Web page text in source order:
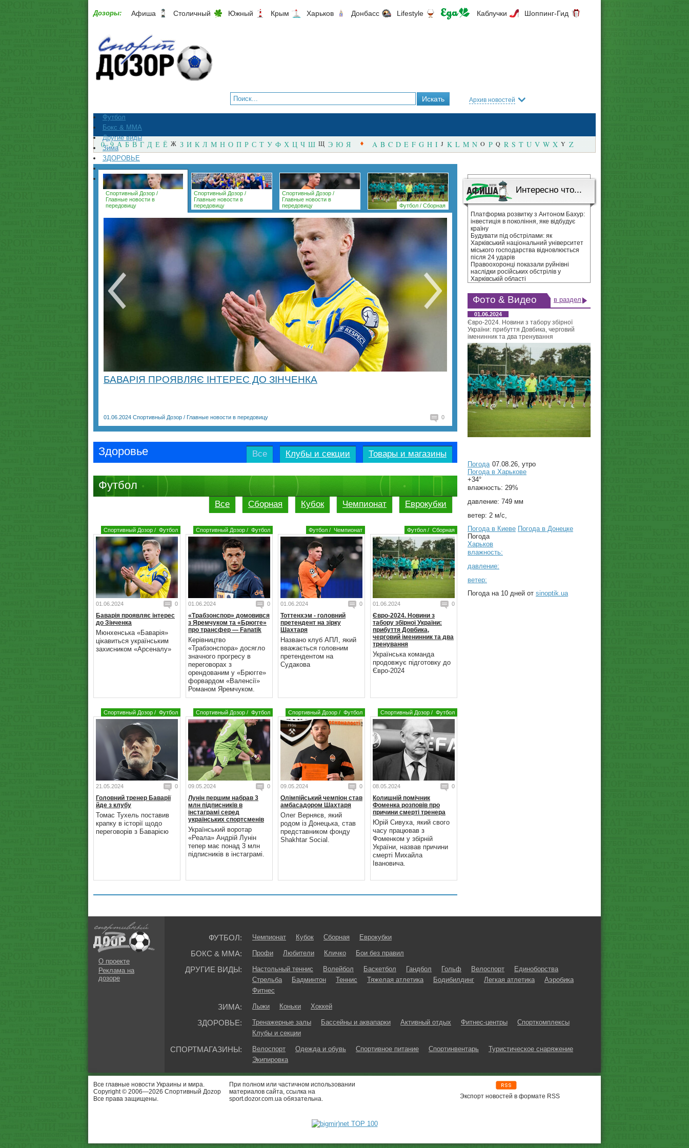
Дозоры: Афиша Столичный Южный Крым Харьков Донбасс Lifestyle Каблучки Шоппинг-Гид
Архив новостей
Футбол
Бокс & ММА
Другие виды
Зима
ЗДОРОВЬЕ
СпортМагазины
Архив
0 - 9 А Б В Г Д Е Ё Ж З И К Л М Н О П Р С Т У Ф Х Ц Ч Ш Щ Э Ю Я A B C D E F G H I J K L M N O P Q R S T U V W X Y Z
Спортивный Дозор /
Главные новости в
передовицу
Спортивный Дозор /
Главные новости в
передовицу
Спортивный Дозор /
Главные новости в
передовицу
Футбол / Сборная
БАВАРІЯ ПРОЯВЛЯЄ ІНТЕРЕС ДО ЗІНЧЕНКА
01.06.2024 Спортивный Дозор / Главные новости в передовицу 0
Здоровье Все Клубы и секции Товары и магазины
Футбол
Все Сборная Кубок Чемпионат Еврокубки
Спортивный Дозор / Футбол
01.06.2024 0
Баварія проявляє інтерес
до Зінченка
Мюнхенська «Баварія»
цікавиться українським
захисником «Арсеналу»
Спортивный Дозор / Футбол
01.06.2024 0
«Трабзонспор» домовився
з Яремчуком та «Брюгге»
про трансфер — Fanatik
Керівництво
«Трабзонспора» досягло
значного прогресу в
переговорах з
орендованим у «Брюгге»
форвардом «Валенсії»
Романом Яремчуком.
Футбол / Чемпионат
01.06.2024 0
Тоттенхэм - головний
претендент на зірку
Шахтаря
Названо клуб АПЛ, який
вважається головним
претендентом на
Судакова
Футбол / Сборная
01.06.2024 0
Євро-2024. Новини з
табору збірної України:
прибуття Довбика,
черговий іменинник та два
тренування
Українська команда
продовжує підготовку до
Євро-2024
Спортивный Дозор / Футбол
21.05.2024 0
Головний тренер Баварії
йде з клубу
Томас Тухель поставив
крапку в історії щодо
переговорів з Баварією
Спортивный Дозор / Футбол
09.05.2024 0
Лунін першим набрав 3
млн підписників в
інстаграмі серед
українських спортсменів
Український воротар
«Реала» Андрій Лунін
тепер має понад 3 млн
підписників в інстаграмі.
Спортивный Дозор / Футбол
09.05.2024 0
Олімпійський чемпіон став
амбасадором Шахтаря
Олег Верняєв, який
родом із Донецька, став
представником фонду
Shakhtar Social.
Спортивный Дозор / Футбол
08.05.2024 0
Колишній помічник
Фоменка розповів про
причини смерті тренера
Юрій Сивуха, який свого
часу працював з
Фоменком у збірній
України, назвав причини
смерті Михайла
Івановича.
Интересно что...
Платформа розвитку з Антоном Бахур:
інвестиція в покоління, яке відбудує
країну
Будувати під обстрілами: як
Харківський національний університет
міського господарства відновлюється
після 24 ударів
Правоохоронці показали руйнівні
наслідки російських обстрілів у
Харківській області
Фото & Видео в раздел
01.06.2024
Євро-2024. Новини з табору збірної
України: прибуття Довбика, черговий
іменинник та два тренування
Погода 07.08.26, утро
Погода в Харькове
+34°
влажность: 29%
давление: 749 мм
ветер: 2 м/с,
Погода в Киеве Погода в Донецке
Погода
Харьков
влажность:
давление:
ветер:
Погода на 10 дней от sinoptik.ua
О проекте
Реклама на
дозоре
ФУТБОЛ: Чемпионат Кубок Сборная Еврокубки
БОКС & ММА: Профи Любители Кличко Бои без правил
ДРУГИЕ ВИДЫ: Настольный теннис Волейбол Баскетбол Гандбол Гольф Велоспорт
Единоборства
Стрельба
Бадминтон Теннис Тяжелая атлетика Бодибилдинг Легкая атлетика
Аэробика
Фитнес
ЗИМА: Лыжи Коньки Хоккей
ЗДОРОВЬЕ: Тренажерные залы Бассейны и аквапарки Активный отдых Фитнес-центры
Спорткомплексы
Клубы и секции
СПОРТМАГАЗИНЫ: Велоспорт Одежда и обувь Спортивное питание Спортинвентарь
Туристическое снаряжение
Экипировка
Все главные новости Украины и мира.
Copyright © 2006—2026 Спортивный Доzор
Все права защищены.
При полном или частичном использовании
материалов сайта, ссылка на
sport.dozor.com.ua обязательна.
Экспорт новостей в формате RSS